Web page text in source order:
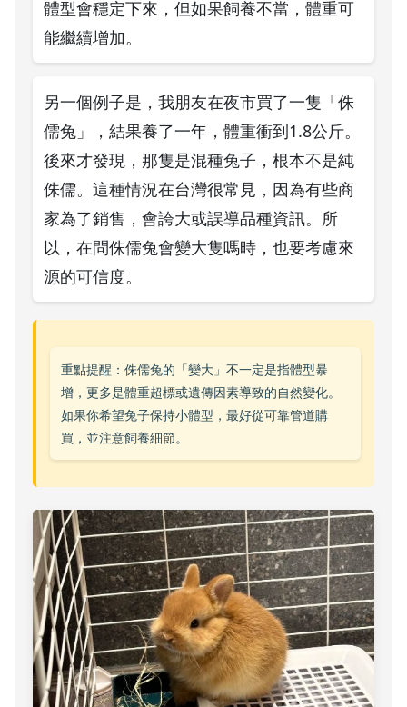
體型會穩定下來，但如果飼養不當，體重可
能繼續增加。
另一個例子是，我朋友在夜市買了一隻「侏
儒兔」，結果養了一年，體重衝到1.8公斤。
後來才發現，那隻是混種兔子，根本不是純
侏儒。這種情況在台灣很常見，因為有些商
家為了銷售，會誇大或誤導品種資訊。所
以，在問侏儒兔會變大隻嗎時，也要考慮來
源的可信度。
重點提醒：侏儒兔的「變大」不一定是指體型暴
增，更多是體重超標或遺傳因素導致的自然變化。
如果你希望兔子保持小體型，最好從可靠管道購
買，並注意飼養細節。